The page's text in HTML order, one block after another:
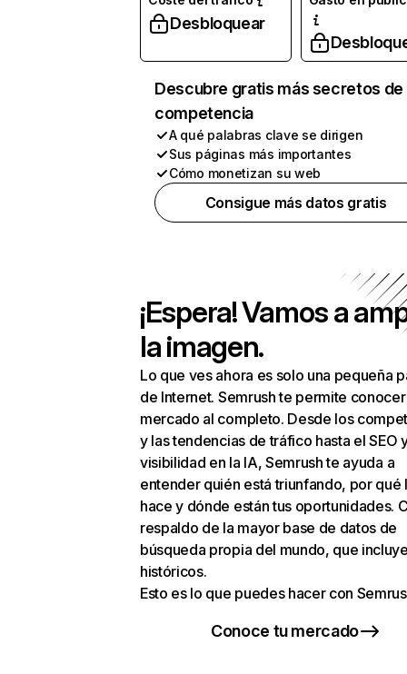
Desbloquear
Descubre gratis más secretos de
competencia
A qué palabras clave se dirigen
Sus páginas más importantes
Cómo monetizan su web
Consigue más datos gratis
¡Espera! Vamos a
la imagen.
Lo que ves ahora es solo una pequeña
de Internet. Semrush te permite
mercado al completo. Desde los
y las tendencias de tráfico hasta el SEO
visibilidad en la IA, Semrush te ayuda a
entender quién está triunfando, por qué
hace y dónde están tus oportunidades.
respaldo de la mayor base de datos de
búsqueda propia del mundo, que
históricos.
Esto es lo que puedes hacer con
Conoce tu mercado